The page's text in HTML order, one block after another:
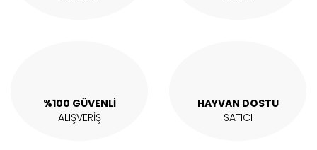
%100 GÜVENLİ
ALIŞVERİŞ
HAYVAN DOSTU
SATICI